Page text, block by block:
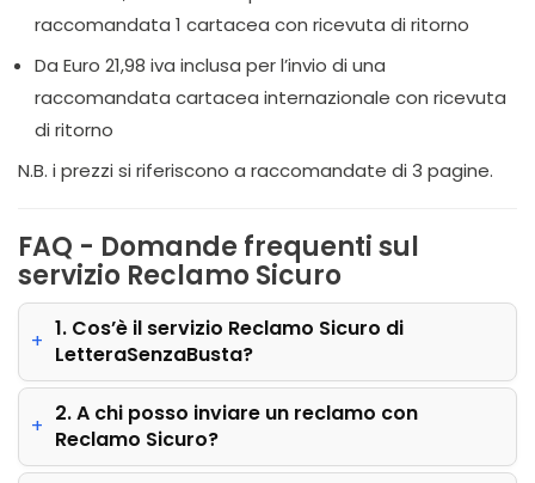
raccomandata 1 cartacea con ricevuta di ritorno
Da Euro 21,98 iva inclusa per l’invio di una
raccomandata cartacea internazionale con ricevuta
di ritorno
N.B. i prezzi si riferiscono a raccomandate di 3 pagine.
FAQ - Domande frequenti sul
servizio Reclamo Sicuro
1. Cos’è il servizio Reclamo Sicuro di
LetteraSenzaBusta?
2. A chi posso inviare un reclamo con
Reclamo Sicuro?